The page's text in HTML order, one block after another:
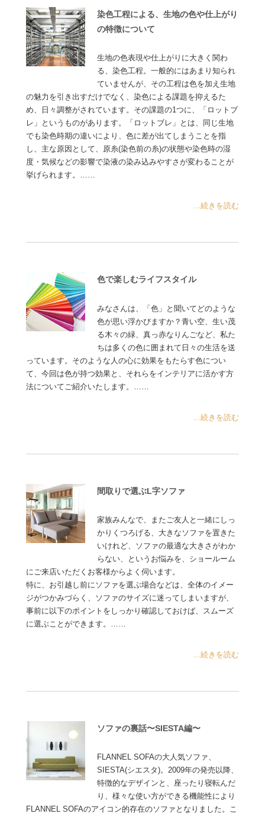
染色工程による、生地の色や仕上がり
の特徴について
生地の色表現や仕上がりに大きく関わ
る、染色工程。一般的にはあまり知られ
ていませんが、その工程は色を加え生地
の魅力を引き出すだけでなく、染色による課題を抑えるた
め、日々調整がされています。その課題の1つに、「ロットブ
レ」というものがあります。「ロットブレ」とは、同じ生地
でも染色時期の違いにより、色に差が出てしまうことを指
し、主な原因として、原糸(染色前の糸)の状態や染色時の湿
度・気候などの影響で染液の染み込みやすさが変わることが
挙げられます。……
...続きを読む
色で楽しむライフスタイル
みなさんは、「色」と聞いてどのような
色が思い浮かびますか？青い空、生い茂
る木々の緑、真っ赤なりんごなど、私た
ちは多くの色に囲まれて日々の生活を送
っています。そのような人の心に効果をもたらす色につい
て、今回は色が持つ効果と、それらをインテリアに活かす方
法についてご紹介いたします。……
...続きを読む
間取りで選ぶL字ソファ
家族みんなで、またご友人と一緒にしっ
かりくつろげる、大きなソファを置きた
いけれど、ソファの最適な大きさがわか
らない、というお悩みを、ショールーム
にご来店いただくお客様からよく伺います。
特に、お引越し前にソファを選ぶ場合などは、全体のイメー
ジがつかみづらく、ソファのサイズに迷ってしまいますが、
事前に以下のポイントをしっかり確認しておけば、スムーズ
に選ぶことができます。……
...続きを読む
ソファの裏話〜SIESTA編〜
FLANNEL SOFAの大人気ソファ、
SIESTA(シエスタ)。2009年の発売以降、
特徴的なデザインと、座ったり寝転んだ
り、様々な使い方ができる機能性により
FLANNEL SOFAのアイコン的存在のソファとなりました。こ